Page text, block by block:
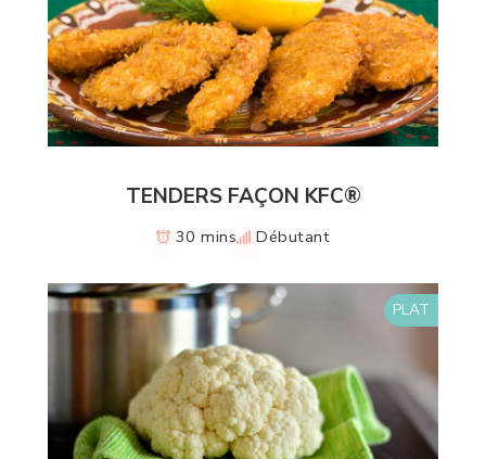
TENDERS FAÇON KFC®
30 mins Débutant
PLAT